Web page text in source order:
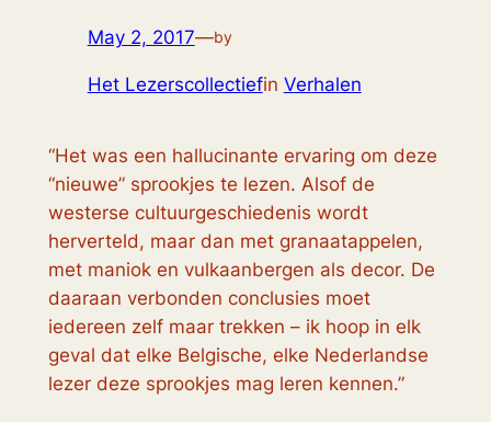
May 2, 2017—by
Het Lezerscollectiefin Verhalen
“Het was een hallucinante ervaring om deze
“nieuwe” sprookjes te lezen. Alsof de
westerse cultuurgeschiedenis wordt
herverteld, maar dan met granaatappelen,
met maniok en vulkaanbergen als decor. De
daaraan verbonden conclusies moet
iedereen zelf maar trekken – ik hoop in elk
geval dat elke Belgische, elke Nederlandse
lezer deze sprookjes mag leren kennen.”